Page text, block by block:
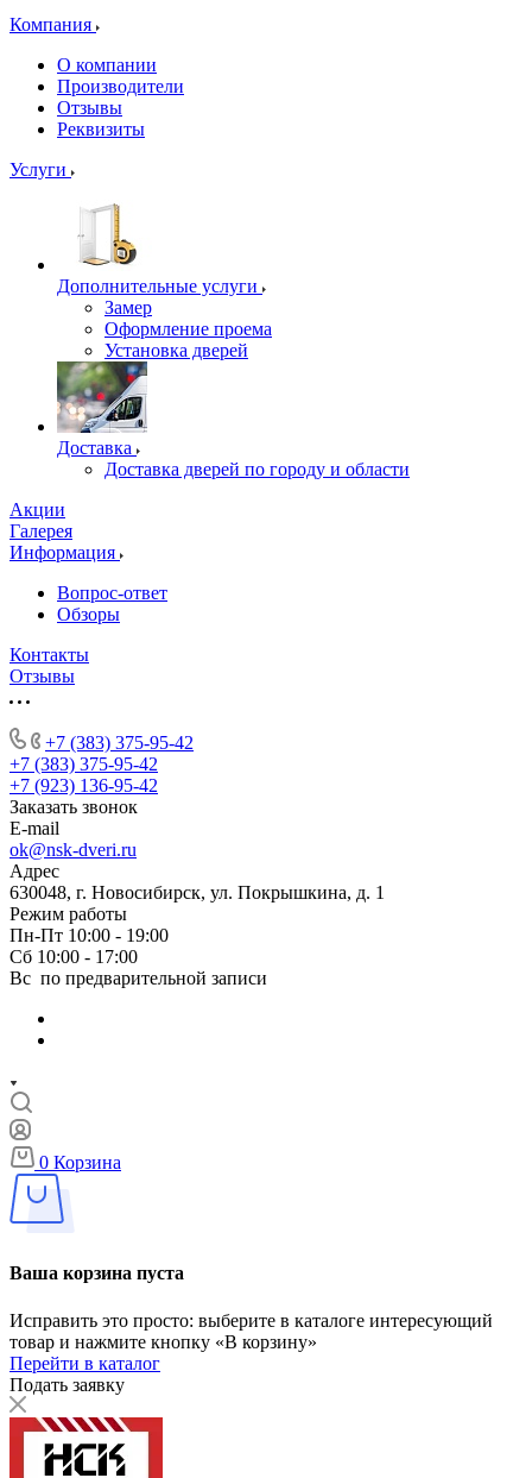
Компания
О компании
Производители
Отзывы
Реквизиты
Услуги
Дополнительные услуги
Замер
Оформление проема
Установка дверей
Доставка
Доставка дверей по городу и области
Акции
Галерея
Информация
Вопрос-ответ
Обзоры
Контакты
Отзывы
+7 (383) 375-95-42
+7 (383) 375-95-42
+7 (923) 136-95-42
Заказать звонок
E-mail
ok@nsk-dveri.ru
Адрес
630048, г. Новосибирск, ул. Покрышкина, д. 1
Режим работы
Пн-Пт 10:00 - 19:00
Сб 10:00 - 17:00
Вс по предварительной записи
0 Корзина
Ваша корзина пуста
Исправить это просто: выберите в каталоге интересующий
товар и нажмите кнопку «В корзину»
Перейти в каталог
Подать заявку